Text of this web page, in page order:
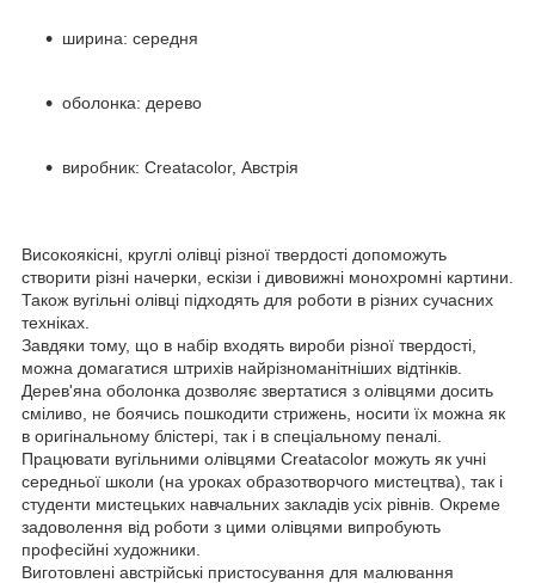
ширина: середня
оболонка: дерево
виробник: Creatacolor, Австрія
Високоякісні, круглі олівці різної твердості допоможуть
створити різні начерки, ескізи і дивовижні монохромні картини.
Також вугільні олівці підходять для роботи в різних сучасних
техніках.
Завдяки тому, що в набір входять вироби різної твердості,
можна домагатися штрихів найрізноманітніших відтінків.
Дерев'яна оболонка дозволяє звертатися з олівцями досить
сміливо, не боячись пошкодити стрижень, носити їх можна як
в оригінальному блістері, так і в спеціальному пеналі.
Працювати вугільними олівцями Creatacolor можуть як учні
середньої школи (на уроках образотворчого мистецтва), так і
студенти мистецьких навчальних закладів усіх рівнів. Окреме
задоволення від роботи з цими олівцями випробують
професійні художники.
Виготовлені австрійські пристосування для малювання